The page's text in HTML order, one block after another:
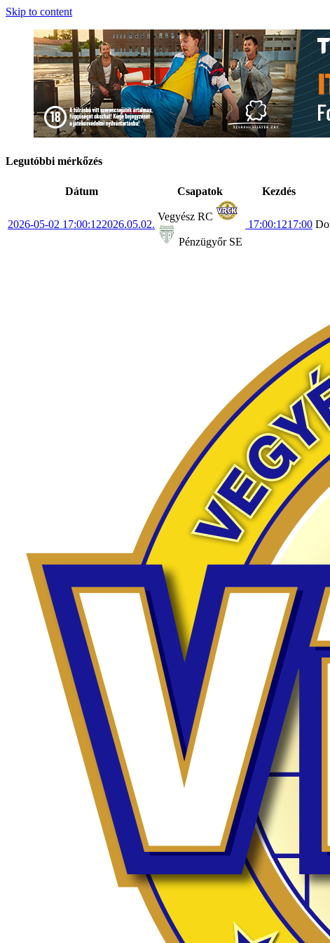
Skip to content
Legutóbbi mérkőzés
Dátum Csapatok Kezdés
2026-05-02 17:00:122026.05.02.
Vegyész RC
Pénzügyőr SE
17:00:1217:00